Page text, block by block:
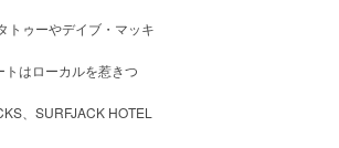
トゥーやデイブ・マッキ
はローカルを惹きつ
、SURFJACK HOTEL